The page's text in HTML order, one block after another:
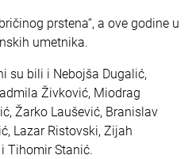
prstena“, a ove godine u
umetnika.
su bili i Nebojša Dugalić,
Živković, Miodrag
Žarko Laušević, Branislav
Lazar Ristovski, Zijah
Tihomir Stanić.